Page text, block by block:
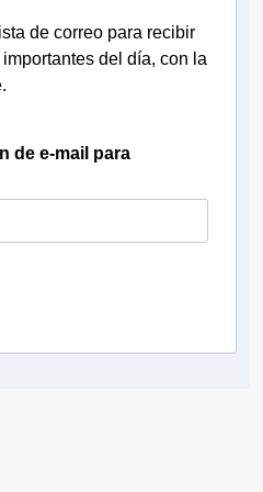
de correo para recibir
del día, con la
de e-mail para